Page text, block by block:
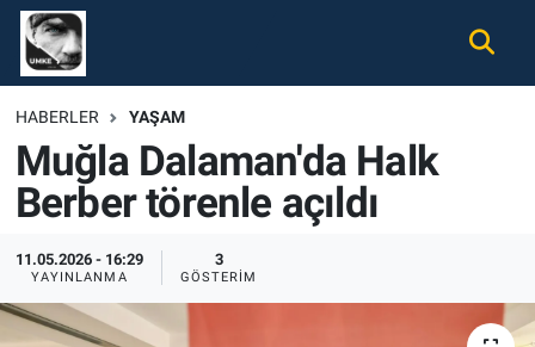
HABERLER YAŞAM
Muğla Dalaman'da Halk
Berber törenle açıldı
11.05.2026 - 16:29
YAYINLANMA
3
GÖSTERIM
Gündem
Ekonomi
Spor
Magazin
Tüm Haberler
Nöbetçi Eczaneler
Hava Durumu
Namaz Vakitleri
Trafik Durumu
Süper Lig Puan Durumu ve Fikstür